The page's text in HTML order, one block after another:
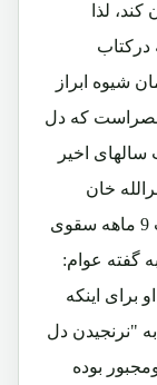
لذا
درکتاب
شیوه ابراز
عصراست که دل
سالهای اخیر
خان
درجلال آباد، دورۀ ده ساله امانی و حکومت 9 ماهه سقوی
گفته عوام:
برای اینکه
به "نرنجیدن دل
بوده